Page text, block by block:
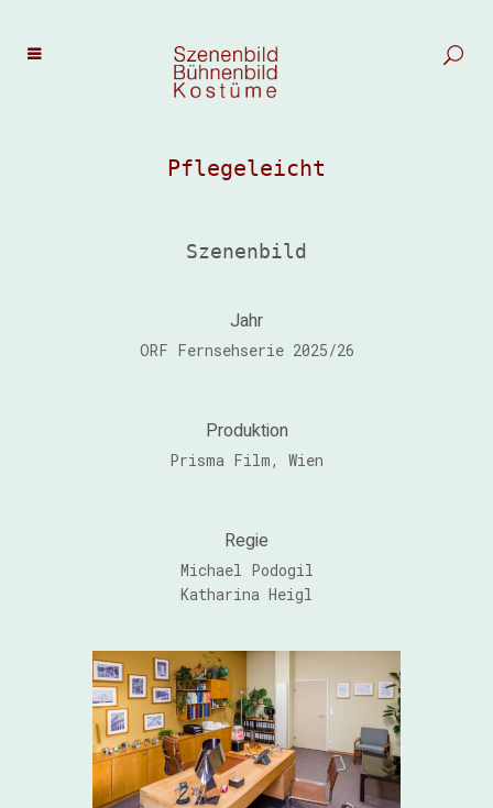
Pflegeleicht
Szenenbild
Jahr
ORF Fernsehserie 2025/26
Produktion
Prisma Film, Wien
Regie
Michael Podogil
Katharina Heigl